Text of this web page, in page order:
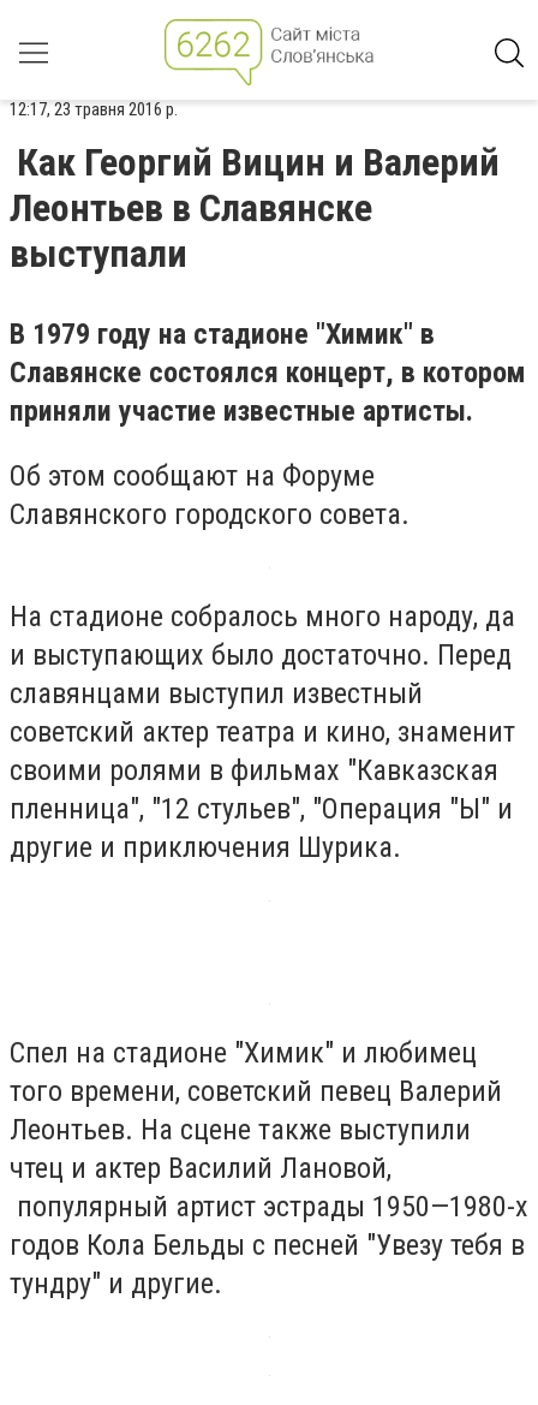
12:17, 23 травня 2016 р.
Как Георгий Вицин и Валерий
Леонтьев в Славянске
выступали
В 1979 году на стадионе "Химик" в
Славянске состоялся концерт, в котором
приняли участие известные артисты.
Об этом сообщают на Форуме
Славянского городского совета.
На стадионе собралось много народу, да
и выступающих было достаточно. Перед
славянцами выступил известный
советский актер театра и кино, знаменит
своими ролями в фильмах "Кавказская
пленница", "12 стульев", "Операция "Ы" и
другие и приключения Шурика.
Спел на стадионе "Химик" и любимец
того времени, советский певец Валерий
Леонтьев. На сцене также выступили
чтец и актер Василий Лановой,
популярный артист эстрады 1950—1980-х
годов Кола Бельды с песней "Увезу тебя в
тундру" и другие.